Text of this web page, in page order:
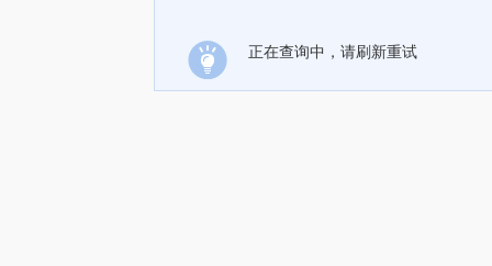
正在查询中，请刷新重试